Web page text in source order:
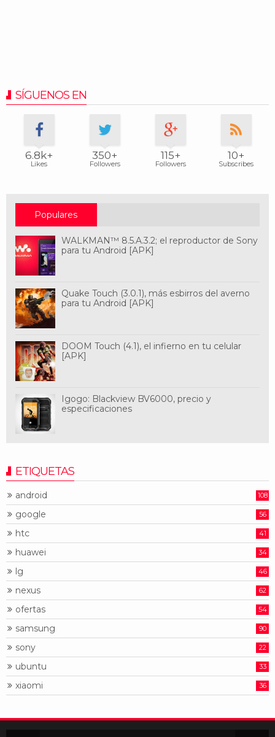
SÍGUENOS EN
6.8k+
Likes
350+
Followers
115+
Followers
10+
Subscribes
Populares
WALKMAN™ 8.5.A.3.2; el reproductor de Sony
para tu Android [APK]
Quake Touch (3.0.1), más esbirros del averno
para tu Android [APK]
DOOM Touch (4.1), el infierno en tu celular
[APK]
Igogo: Blackview BV6000, precio y
especificaciones
ETIQUETAS
android 108
google 56
htc 41
huawei 34
lg 46
nexus 62
ofertas 54
samsung 90
sony 22
ubuntu 33
xiaomi 36